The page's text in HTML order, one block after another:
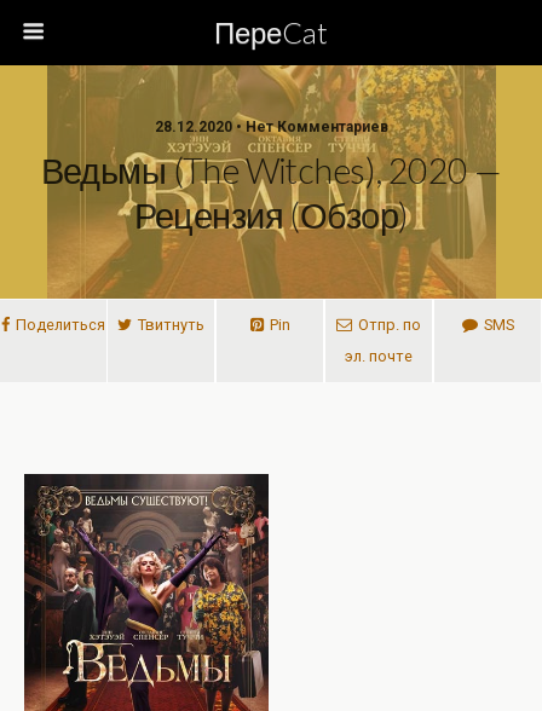
ПереCat
28.12.2020 • Нет Комментариев
Ведьмы (The Witches), 2020 —
Рецензия (обзор)
Поделиться Твитнуть Pin
Отпр. по
эл. почте
SMS